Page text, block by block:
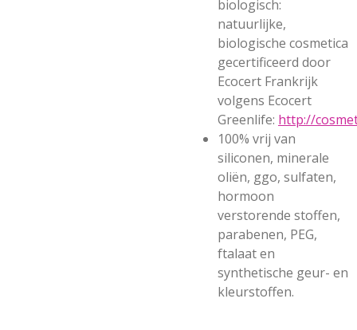
biologisch:
natuurlijke,
biologische cosmetica
gecertificeerd door
Ecocert Frankrijk
volgens Ecocert
Greenlife: http://
100% vrij van
siliconen, minerale
oliën, ggo, sulfaten,
hormoon
verstorende stoffen,
parabenen, PEG,
ftalaat en
synthetische geur- en
kleurstoffen.